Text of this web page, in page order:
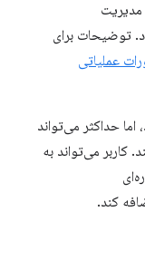
مدیریت
توضیحات برای
عملیاتی
حداکثر می‌تواند
کاربر می‌تواند به
کند.